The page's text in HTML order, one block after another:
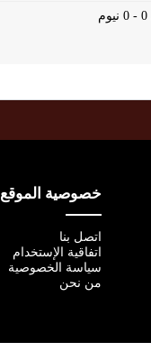
خصوصية الموقع
اتصل بنا
اتفاقية الإستخدام
سياسة الخصوصية
من نحن